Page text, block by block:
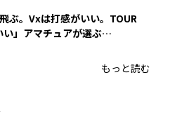
飛ぶ。Vxは打感がいい。TOUR
い」アマチュアが選ぶ
もっと読む